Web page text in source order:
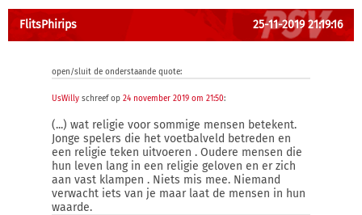
FlitsPhirips 25-11-2019 21:19:16
open/sluit de onderstaande quote:
UsWilly schreef op 24 november 2019 om 21:50:
(...) wat religie voor sommige mensen betekent.
Jonge spelers die het voetbalveld betreden en
een religie teken uitvoeren . Oudere mensen die
hun leven lang in een religie geloven en er zich
aan vast klampen . Niets mis mee. Niemand
verwacht iets van je maar laat de mensen in hun
waarde.